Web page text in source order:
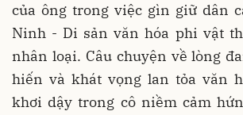
của ông trong việc gìn giữ dân
Ninh - Di sản văn hóa phi vật
nhân loại. Câu chuyện về lòng
hiến và khát vọng lan tỏa văn
khơi dậy trong cô niềm cảm